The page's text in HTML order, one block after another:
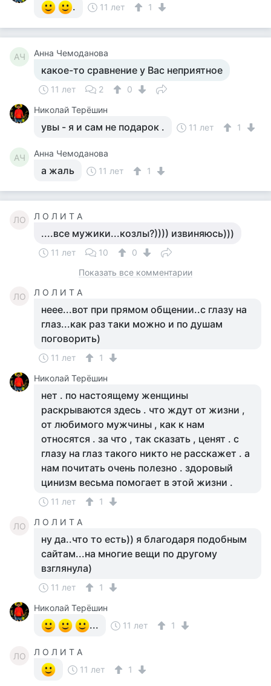
. 11 лет 1
АЧ Анна Чемоданова
какое-то сравнение у Вас неприятное
11 лет 2
0
Николай Терёшин
увы - я и сам не подарок . 11 лет 1
АЧ Анна Чемоданова
а жаль 11 лет 1
ЛО Л О Л И Т А
....все мужики...козлы?)))) извиняюсь)))
11 лет 10
0
Показать все комментарии
ЛО Л О Л И Т А
неее...вот при прямом общении..с глазу на
глаз...как раз таки можно и по душам
поговорить)
11 лет
1
Николай Терёшин
нет . по настоящему женщины
раскрываются здесь . что ждут от жизни ,
от любимого мужчины , как к нам
относятся . за что , так сказать , ценят . с
глазу на глаз такого никто не расскажет . а
нам почитать очень полезно . здоровый
цинизм весьма помогает в этой жизни .
11 лет 1
ЛО Л О Л И Т А
ну да..что то есть)) я благодаря подобным
сайтам...на многие вещи по другому
взглянула)
11 лет
1
Николай Терёшин
... 11 лет 1
ЛО
Л О Л И Т А
11 лет
1